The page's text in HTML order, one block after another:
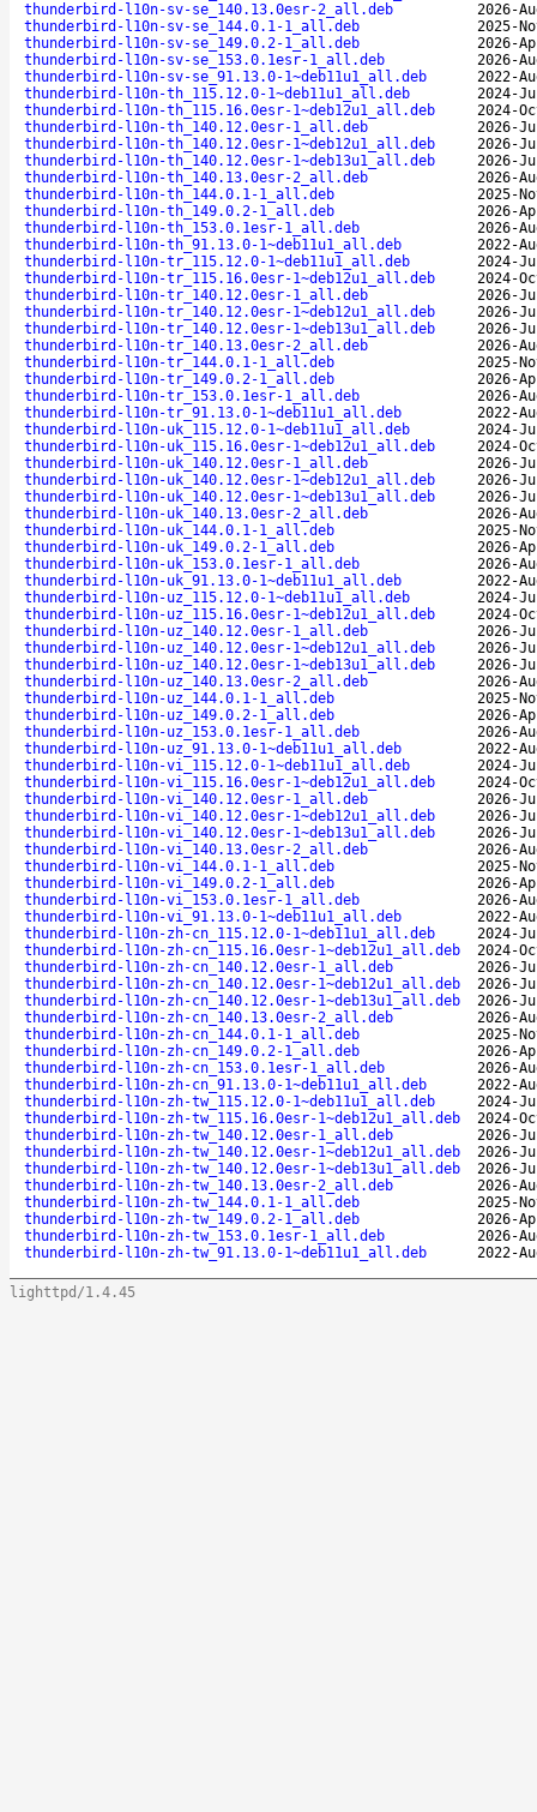
thunderbird-l10n-sv-se_140.13.0esr-2_all.deb
2026-
thunderbird-l10n-sv-se_144.0.1-1_all.deb
2025-
thunderbird-l10n-sv-se_149.0.2-1_all.deb
2026-
thunderbird-l10n-sv-se_153.0.1esr-1_all.deb
2026-
thunderbird-l10n-sv-se_91.13.0-1~deb11u1_all.deb
2022-
thunderbird-l10n-th_115.12.0-1~deb11u1_all.deb
2024-
thunderbird-l10n-th_115.16.0esr-1~deb12u1_all.deb
2024-
thunderbird-l10n-th_140.12.0esr-1_all.deb
2026-
thunderbird-l10n-th_140.12.0esr-1~deb12u1_all.deb
2026-
thunderbird-l10n-th_140.12.0esr-1~deb13u1_all.deb
2026-
thunderbird-l10n-th_140.13.0esr-2_all.deb
2026-
thunderbird-l10n-th_144.0.1-1_all.deb
2025-
thunderbird-l10n-th_149.0.2-1_all.deb
2026-
thunderbird-l10n-th_153.0.1esr-1_all.deb
2026-
thunderbird-l10n-th_91.13.0-1~deb11u1_all.deb
2022-
thunderbird-l10n-tr_115.12.0-1~deb11u1_all.deb
2024-
thunderbird-l10n-tr_115.16.0esr-1~deb12u1_all.deb
2024-
thunderbird-l10n-tr_140.12.0esr-1_all.deb
2026-
thunderbird-l10n-tr_140.12.0esr-1~deb12u1_all.deb
2026-
thunderbird-l10n-tr_140.12.0esr-1~deb13u1_all.deb
2026-
thunderbird-l10n-tr_140.13.0esr-2_all.deb
2026-
thunderbird-l10n-tr_144.0.1-1_all.deb
2025-
thunderbird-l10n-tr_149.0.2-1_all.deb
2026-
thunderbird-l10n-tr_153.0.1esr-1_all.deb
2026-
thunderbird-l10n-tr_91.13.0-1~deb11u1_all.deb
2022-
thunderbird-l10n-uk_115.12.0-1~deb11u1_all.deb
2024-
thunderbird-l10n-uk_115.16.0esr-1~deb12u1_all.deb
2024-
thunderbird-l10n-uk_140.12.0esr-1_all.deb
2026-
thunderbird-l10n-uk_140.12.0esr-1~deb12u1_all.deb
2026-
thunderbird-l10n-uk_140.12.0esr-1~deb13u1_all.deb
2026-
thunderbird-l10n-uk_140.13.0esr-2_all.deb
2026-
thunderbird-l10n-uk_144.0.1-1_all.deb
2025-
thunderbird-l10n-uk_149.0.2-1_all.deb
2026-
thunderbird-l10n-uk_153.0.1esr-1_all.deb
2026-
thunderbird-l10n-uk_91.13.0-1~deb11u1_all.deb
2022-
thunderbird-l10n-uz_115.12.0-1~deb11u1_all.deb
2024-
thunderbird-l10n-uz_115.16.0esr-1~deb12u1_all.deb
2024-
thunderbird-l10n-uz_140.12.0esr-1_all.deb
2026-
thunderbird-l10n-uz_140.12.0esr-1~deb12u1_all.deb
2026-
thunderbird-l10n-uz_140.12.0esr-1~deb13u1_all.deb
2026-
thunderbird-l10n-uz_140.13.0esr-2_all.deb
2026-
thunderbird-l10n-uz_144.0.1-1_all.deb
2025-
thunderbird-l10n-uz_149.0.2-1_all.deb
2026-
thunderbird-l10n-uz_153.0.1esr-1_all.deb
2026-
thunderbird-l10n-uz_91.13.0-1~deb11u1_all.deb
2022-
thunderbird-l10n-vi_115.12.0-1~deb11u1_all.deb
2024-
thunderbird-l10n-vi_115.16.0esr-1~deb12u1_all.deb
2024-
thunderbird-l10n-vi_140.12.0esr-1_all.deb
2026-
thunderbird-l10n-vi_140.12.0esr-1~deb12u1_all.deb
2026-
thunderbird-l10n-vi_140.12.0esr-1~deb13u1_all.deb
2026-
thunderbird-l10n-vi_140.13.0esr-2_all.deb
2026-
thunderbird-l10n-vi_144.0.1-1_all.deb
2025-
thunderbird-l10n-vi_149.0.2-1_all.deb
2026-
thunderbird-l10n-vi_153.0.1esr-1_all.deb
2026-
thunderbird-l10n-vi_91.13.0-1~deb11u1_all.deb
2022-
thunderbird-l10n-zh-cn_115.12.0-1~deb11u1_all.deb
2024-
thunderbird-l10n-zh-cn_115.16.0esr-1~deb12u1_all.deb
2024-
thunderbird-l10n-zh-cn_140.12.0esr-1_all.deb
2026-
thunderbird-l10n-zh-cn_140.12.0esr-1~deb12u1_all.deb
2026-
thunderbird-l10n-zh-cn_140.12.0esr-1~deb13u1_all.deb
2026-
thunderbird-l10n-zh-cn_140.13.0esr-2_all.deb
2026-
thunderbird-l10n-zh-cn_144.0.1-1_all.deb
2025-
thunderbird-l10n-zh-cn_149.0.2-1_all.deb
2026-
thunderbird-l10n-zh-cn_153.0.1esr-1_all.deb
2026-
thunderbird-l10n-zh-cn_91.13.0-1~deb11u1_all.deb
2022-
thunderbird-l10n-zh-tw_115.12.0-1~deb11u1_all.deb
2024-
thunderbird-l10n-zh-tw_115.16.0esr-1~deb12u1_all.deb
2024-
thunderbird-l10n-zh-tw_140.12.0esr-1_all.deb
2026-
thunderbird-l10n-zh-tw_140.12.0esr-1~deb12u1_all.deb
2026-
thunderbird-l10n-zh-tw_140.12.0esr-1~deb13u1_all.deb
2026-
thunderbird-l10n-zh-tw_140.13.0esr-2_all.deb
2026-
thunderbird-l10n-zh-tw_144.0.1-1_all.deb
2025-
thunderbird-l10n-zh-tw_149.0.2-1_all.deb
2026-
thunderbird-l10n-zh-tw_153.0.1esr-1_all.deb
2026-
thunderbird-l10n-zh-tw_91.13.0-1~deb11u1_all.deb
2022-
lighttpd/1.4.45